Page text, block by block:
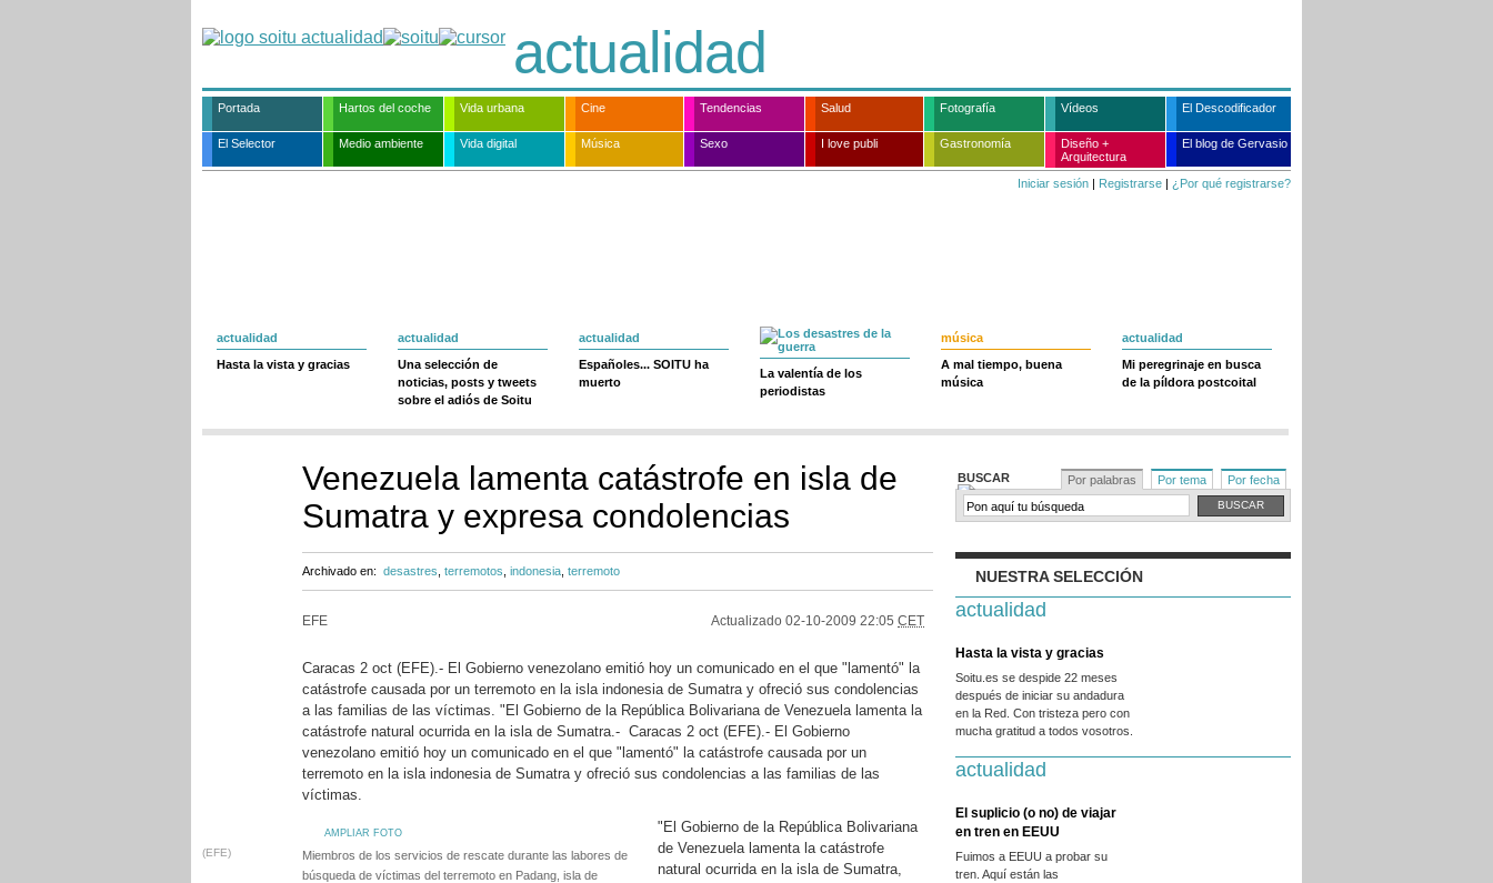
actualidad
Portada Hartos del coche Vida urbana Cine Tendencias Salud Fotografía Vídeos El Descodificador
El Selector Medio ambiente Vida digital Música Sexo I love publi Gastronomía
Diseño +
Arquitectura
El blog de Gervasio
Iniciar sesión | Registrarse | ¿Por qué registrarse?
actualidad
Hasta la vista y gracias
actualidad
Una selección de
noticias, posts y tweets
sobre el adiós de Soitu
actualidad
Españoles... SOITU ha
muerto
La valentía de los
periodistas
música
A mal tiempo, buena
música
actualidad
Mi peregrinaje en busca
de la píldora postcoital
Venezuela lamenta catástrofe en isla de
Sumatra y expresa condolencias
Archivado en: desastres terremotos indonesia terremoto
EFE Actualizado 02-10-2009 22:05 CET
Caracas 2 oct (EFE).- El Gobierno venezolano emitió hoy un comunicado en el que "lamentó" la
catástrofe causada por un terremoto en la isla indonesia de Sumatra y ofreció sus condolencias
a las familias de las víctimas. "El Gobierno de la República Bolivariana de Venezuela lamenta la
catástrofe natural ocurrida en la isla de Sumatra.- Caracas 2 oct (EFE).- El Gobierno
venezolano emitió hoy un comunicado en el que "lamentó" la catástrofe causada por un
terremoto en la isla indonesia de Sumatra y ofreció sus condolencias a las familias de las
víctimas.
AMPLIAR FOTO
(EFE)
Miembros de los servicios de rescate durante las labores de
búsqueda de víctimas del terremoto en Padang, isla de
"El Gobierno de la República Bolivariana
de Venezuela lamenta la catástrofe
natural ocurrida en la isla de Sumatra,
BUSCAR Por palabras Por tema Por fecha
NUESTRA SELECCIÓN
actualidad
Hasta la vista y gracias
Soitu.es se despide 22 meses
después de iniciar su andadura
en la Red. Con tristeza pero con
mucha gratitud a todos vosotros.
actualidad
El suplicio (o no) de viajar
en tren en EEUU
Fuimos a EEUU a probar su
tren. Aquí están las